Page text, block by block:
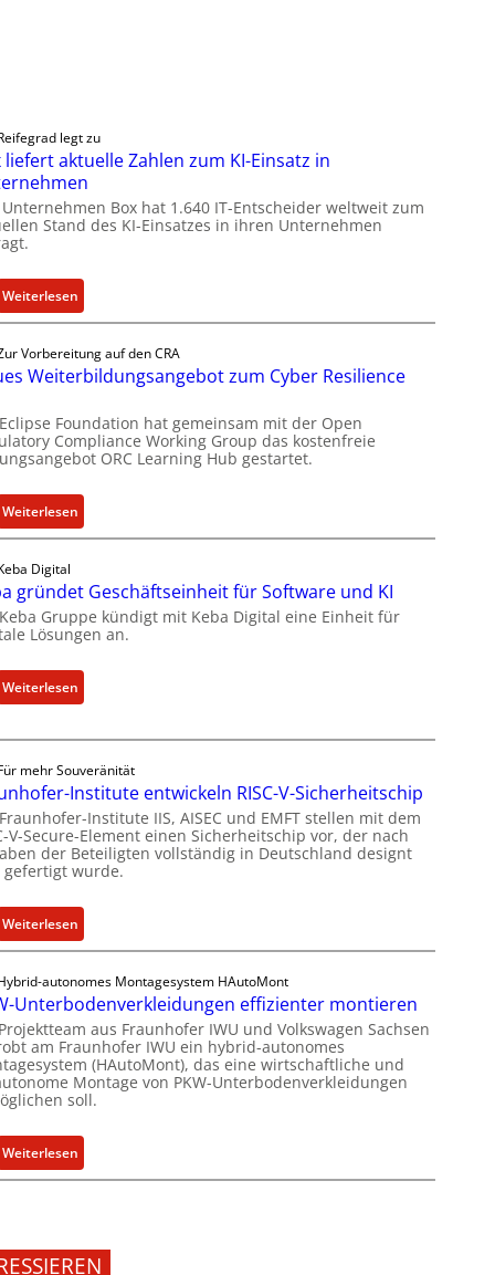
legt zu
liefert aktuelle Zahlen zum KI-Einsatz in
Unternehmen Box hat 1.640 IT-Entscheider weltweit zum
Stand des KI-Einsatzes in ihren Unternehmen
Weiterlesen:
B
x
l
e
f
t
t
u
e
l
l
Z
e
n
z
m
K
-
E
i
n
s
a
t
z
i
n
t
Vorbereitung auf den CRA
Weiterbildungsangebot zum Cyber Resilience
Foundation hat gemeinsam mit der Open
Compliance Working Group das kostenfreie
ORC Learning Hub gestartet.
Weiterlesen:
N
e
s
e
i
e
r
b
i
l
d
u
n
g
s
a
n
g
e
b
o
z
u
m
b
Digital
gründet Geschäftseinheit für Software und KI
Gruppe kündigt mit Keba Digital eine Einheit für
Lösungen an.
Weiterlesen:
K
a
g
r
ü
n
e
t
e
s
c
h
ä
f
s
e
e
mehr Souveränität
Institute entwickeln RISC-V-Sicherheitschip
Institute IIS, AISEC und EMFT stellen mit dem
V-Secure-Element einen Sicherheitschip vor, der nach
der Beteiligten vollständig in Deutschland designt
wurde.
Weiterlesen:
F
a
u
n
h
o
f
e
r
-
s
autonomes Montagesystem HAutoMont
Unterbodenverkleidungen effizienter montieren
aus Fraunhofer IWU und Volkswagen Sachsen
am Fraunhofer IWU ein hybrid-autonomes
(HAutoMont), das eine wirtschaftliche und
Montage von PKW-Unterbodenverkleidungen
soll.
Weiterlesen:
P
U